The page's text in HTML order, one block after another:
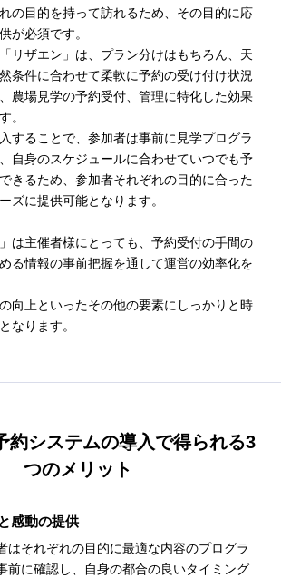
の目的を持って訪れるため、その目的に応
が必須です。
リザエン」は、プラン分けはもちろん、天
条件に合わせて柔軟に予約の受け付け状況
農場見学の予約受付、管理に特化した効果
。
することで、参加者は事前に見学プログラ
自身のスケジュールに合わせていつでも予
きるため、参加者それぞれの目的に合った
ズに提供可能となります。
は主催者様にとっても、予約受付の手間の
る情報の事前把握を通して運営の効率化を
向上といったその他の要素にしっかりと時
なります。
約システムの導入で得られる3
つのメリット
感動の提供
はそれぞれの目的に最適な内容のプログラ
前に確認し、自身の都合の良いタイミング